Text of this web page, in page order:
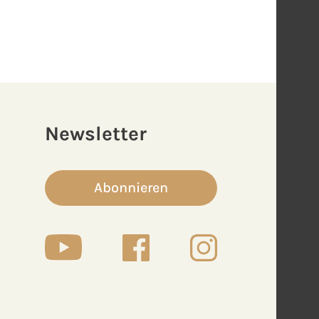
Newsletter
Abonnieren